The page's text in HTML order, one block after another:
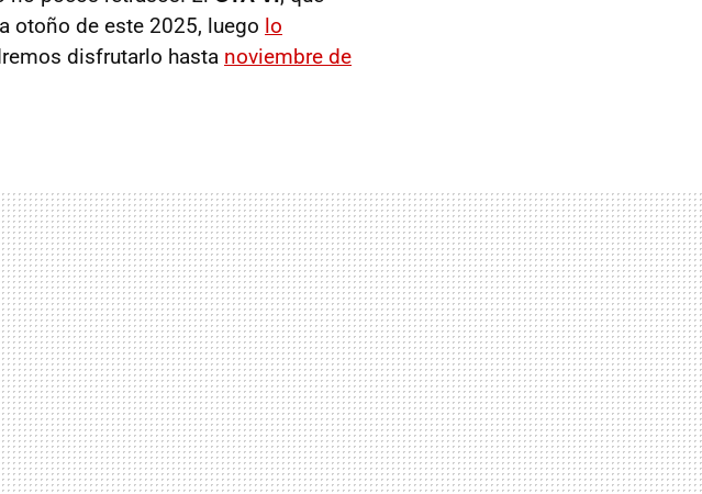
otoño de este 2025, luego lo
disfrutarlo hasta noviembre de